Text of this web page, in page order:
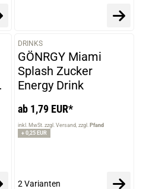
VARIANTEN
DRINKS
GÖNRGY Miami
Splash Zucker
Energy Drink
ab 1,79 EUR*
inkl. MwSt. zzgl. Versand zzgl. Pfand
+ 0,25 EUR
2 Varianten